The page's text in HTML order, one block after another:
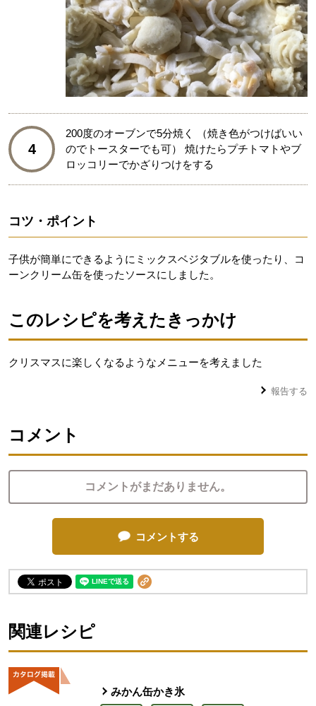
4
200度のオーブンで5分焼く （焼き色がつけばいい
のでトースターでも可） 焼けたらプチトマトやブ
ロッコリーでかざりつけをする
コツ・ポイント
子供が簡単にできるようにミックスベジタブルを使ったり、コ
ーンクリーム缶を使ったソースにしました。
このレシピを考えたきっかけ
クリスマスに楽しくなるようなメニューを考えました
報告する
コメント
コメントがまだありません。
コメントする
関連レシピ
みかん缶かき氷